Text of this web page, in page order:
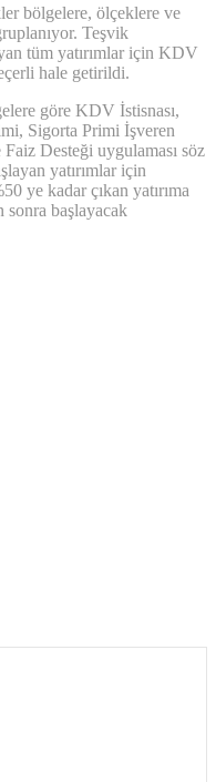
bölgelere, ölçeklere ve
Teşvik
tüm yatırımlar için KDV
hale getirildi.
göre KDV İstisnası,
Sigorta Primi İşveren
Desteği uygulaması söz
yatırımlar için
ye kadar çıkan yatırıma
sonra başlayacak